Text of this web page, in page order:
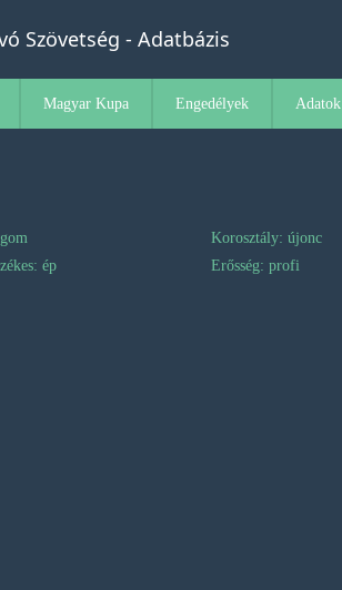
Szövetség - Adatbázis
Magyar Kupa Engedélyek Adatok
Korosztály: újonc
ép Erősség: profi